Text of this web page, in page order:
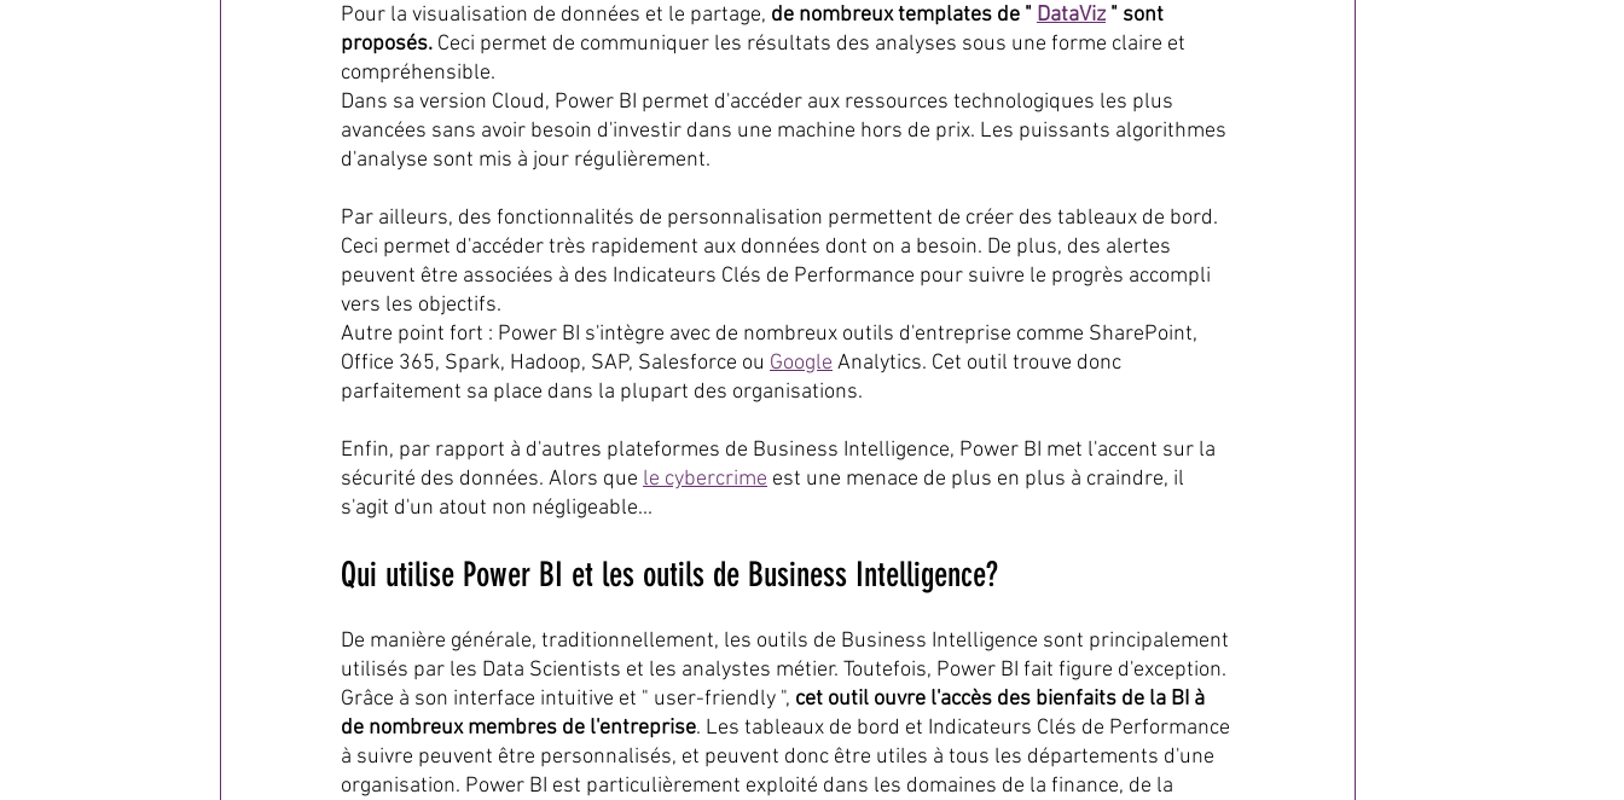
Pour la visualisation de données et le partage, de nombreux templates de " DataViz " sont
proposés. Ceci permet de communiquer les résultats des analyses sous une forme claire et
compréhensible.
Dans sa version Cloud, Power BI permet d'accéder aux ressources technologiques les plus
avancées sans avoir besoin d'investir dans une machine hors de prix. Les puissants algorithmes
d'analyse sont mis à jour régulièrement.
Par ailleurs, des fonctionnalités de personnalisation permettent de créer des tableaux de bord.
Ceci permet d'accéder très rapidement aux données dont on a besoin. De plus, des alertes
peuvent être associées à des Indicateurs Clés de Performance pour suivre le progrès accompli
vers les objectifs.
Autre point fort : Power BI s'intègre avec de nombreux outils d'entreprise comme SharePoint,
Office 365, Spark, Hadoop, SAP, Salesforce ou Google Analytics. Cet outil trouve donc
parfaitement sa place dans la plupart des organisations.
Enfin, par rapport à d'autres plateformes de Business Intelligence, Power BI met l'accent sur la
sécurité des données. Alors que le cybercrime est une menace de plus en plus à craindre, il
s'agit d'un atout non négligeable...
Qui utilise Power BI et les outils de Business Intelligence?
De manière générale, traditionnellement, les outils de Business Intelligence sont principalement
utilisés par les Data Scientists et les analystes métier. Toutefois, Power BI fait figure d'exception.
Grâce à son interface intuitive et " user-friendly ", cet outil ouvre l'accès des bienfaits de la BI à
de nombreux membres de l'entreprise. Les tableaux de bord et Indicateurs Clés de Performance
à suivre peuvent être personnalisés, et peuvent donc être utiles à tous les départements d'une
organisation. Power BI est particulièrement exploité dans les domaines de la finance, de la